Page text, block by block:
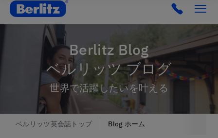
英会話教室と語学スクール | ベルリッツ
Berlitz Blog
ベルリッツ ブログ
世界で活躍したいを叶える
ベルリッツ英会話トップ Blog ホーム